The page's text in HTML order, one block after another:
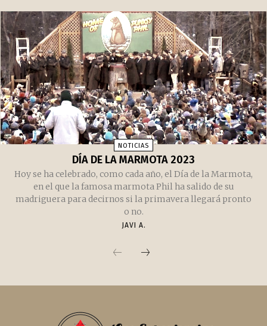
NOTICIAS
DÍA DE LA MARMOTA 2023
Hoy se ha celebrado, como cada año, el Día de la Marmota,
en el que la famosa marmota Phil ha salido de su
madriguera para decirnos si la primavera llegará pronto
o no.
JAVI A.